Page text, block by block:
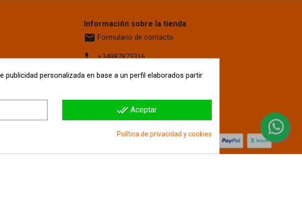
Información sobre la tienda
email Formulario de contacto
phone+34987875316
location_on Calle La Fontanilla, 6
personalizada en base a un perfil elaborados partir
done_all Aceptar
Política de privacidad y cookies